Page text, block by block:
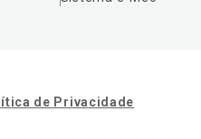
de Privacidade